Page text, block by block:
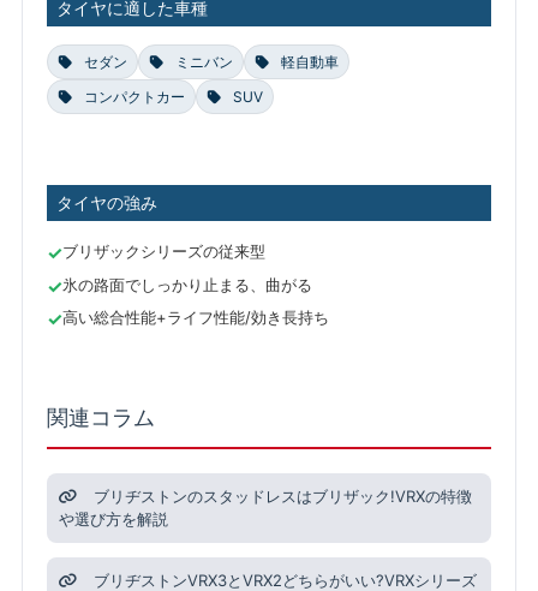
タイヤに適した車種
セダン ミニバン
軽自動車
コンパクトカー
SUV
タイヤの強み
ブリザックシリーズの従来型
氷の路面でしっかり止まる、曲がる
高い総合性能+ライフ性能/効き長持ち
関連コラム
ブリヂストンのスタッドレスはブリザック!VRXの特徴
や選び方を解説
ブリヂストンVRX3とVRX2どちらがいい?VRXシリーズ